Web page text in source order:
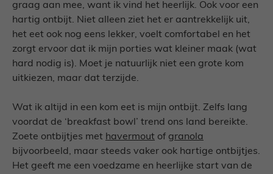
graag aan mee, want ik vind het heerlijk. Ook voor een
hartig ontbijt. Niet alleen ziet het er aantrekkelijk uit,
het eet ook nog eens lekker, voelt comfortabel en het
zorgt ervoor dat ik mijn porties wat kleiner maak (wat
hard nodig is). Moet je natuurlijk niet een grote kom
uitkiezen, maar dat terzijde.
Wat ik altijd in een kom eet is mijn ontbijt. Zelfs lang
voordat de ‘breakfast bowl’ trend ons land bereikte.
Zoete ontbijtjes met havermout of granola
bijvoorbeeld, maar steeds vaker ook hartige ontbijtjes.
Het geeft me een voedzame en heerlijke start van de